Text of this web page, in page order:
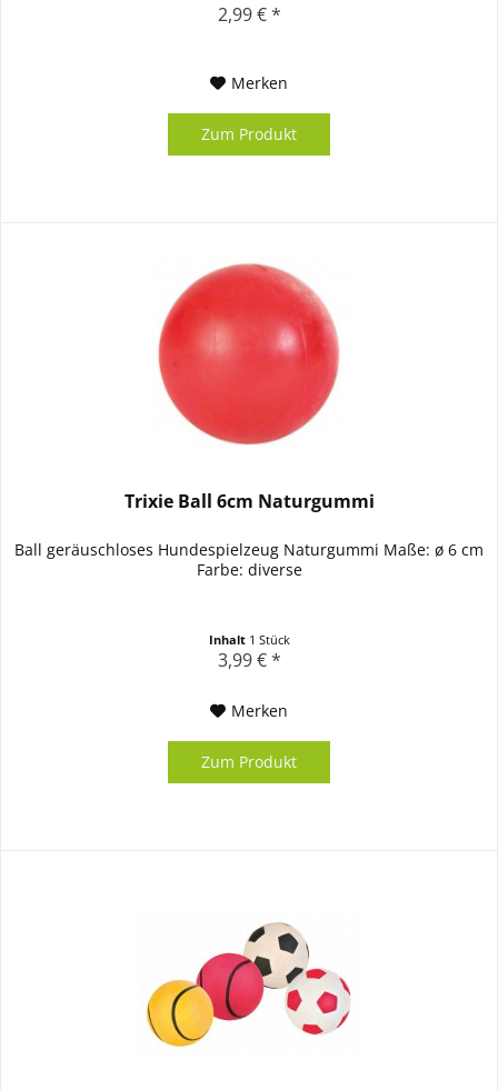
2,99 € *
Merken
Zum Produkt
Trixie Ball 6cm Naturgummi
Ball geräuschloses Hundespielzeug Naturgummi Maße: ø 6 cm
Farbe: diverse
Inhalt 1 Stück
3,99 € *
Merken
Zum Produkt